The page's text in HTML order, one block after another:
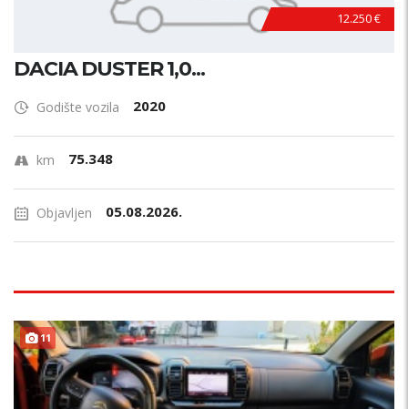
12.250 €
DACIA DUSTER 1,0...
Godište vozila 2020
km 75.348
Objavljen 05.08.2026.
11